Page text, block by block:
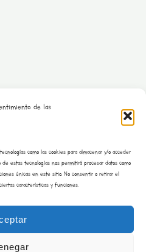
de las
como las cookies para almacenar y/o acceder
estas tecnologías nos permitirá procesar datos como
únicas en este sitio. No consentir o retirar el
características y funciones.
EU